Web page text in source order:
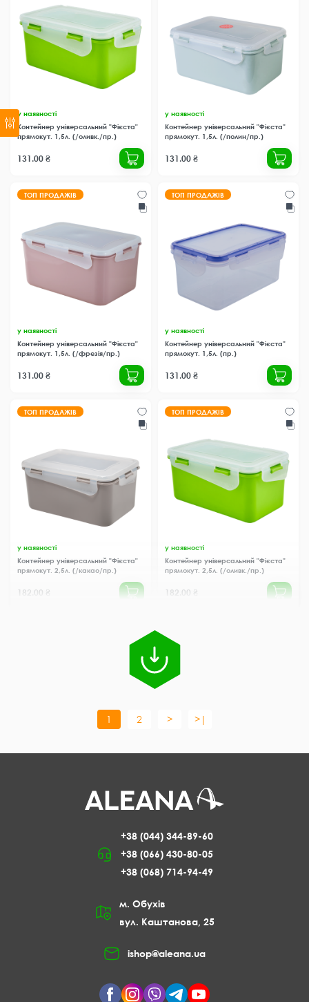
у наявності
Контейнер універсальний "Фієста"
прямокут. 1,5л. (/оливк./пр.)
131.00 ₴
у наявності
Контейнер універсальний "Фієста"
прямокут. 1,5л. (/полин/пр.)
131.00 ₴
ТОП ПРОДАЖІВ
у наявності
Контейнер універсальний "Фієста"
прямокут. 1,5л. (/фрезія/пр.)
131.00 ₴
ТОП ПРОДАЖІВ
у наявності
Контейнер універсальний "Фієста"
прямокут. 1,5л. (пр.)
131.00 ₴
ТОП ПРОДАЖІВ
у наявності
Контейнер універсальний "Фієста"
прямокут. 2,5л. (/какао/пр.)
182.00 ₴
ТОП ПРОДАЖІВ
у наявності
Контейнер універсальний "Фієста"
прямокут. 2,5л. (/оливк./пр.)
182.00 ₴
1 2 > >|
+38 (044) 344-89-60
+38 (066) 430-80-05
+38 (068) 714-94-49
м. Обухів
вул. Каштанова, 25
ishop@aleana.ua